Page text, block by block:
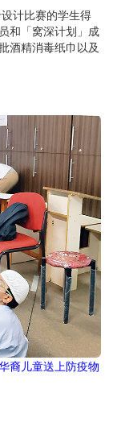
计比赛的学生得
和「窝深计划」成
酒精消毒纸巾以及
裔儿童送上防疫物